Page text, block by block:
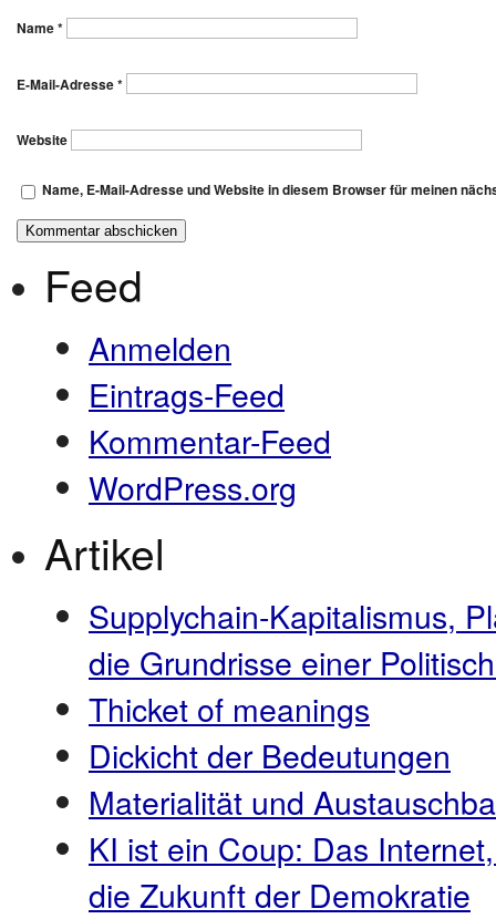
Name*
E-Mail-Adresse*
Website
Name, E-Mail-Adresse und Website in diesem Browser für meinen
Feed
Anmelden
Eintrags-Feed
Kommentar-Feed
WordPress.org
Artikel
Supplychain-Kapitalismus,
die Grundrisse einer
Thicket of meanings
Dickicht der Bedeutungen
Materialität und
KI ist ein Coup: Das
die Zukunft der Demokratie